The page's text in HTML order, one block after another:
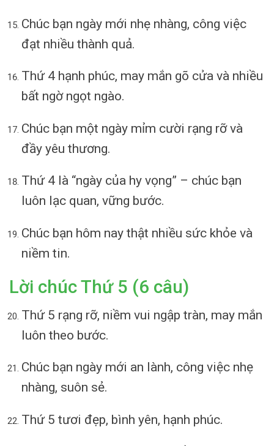
Chúc bạn ngày mới nhẹ nhàng, công việc
đạt nhiều thành quả.
Thứ 4 hạnh phúc, may mắn gõ cửa và nhiều
bất ngờ ngọt ngào.
Chúc bạn một ngày mỉm cười rạng rỡ và
đầy yêu thương.
Thứ 4 là “ngày của hy vọng” – chúc bạn
luôn lạc quan, vững bước.
Chúc bạn hôm nay thật nhiều sức khỏe và
niềm tin.
Lời chúc Thứ 5 (6 câu)
Thứ 5 rạng rỡ, niềm vui ngập tràn, may mắn
luôn theo bước.
Chúc bạn ngày mới an lành, công việc nhẹ
nhàng, suôn sẻ.
Thứ 5 tươi đẹp, bình yên, hạnh phúc.